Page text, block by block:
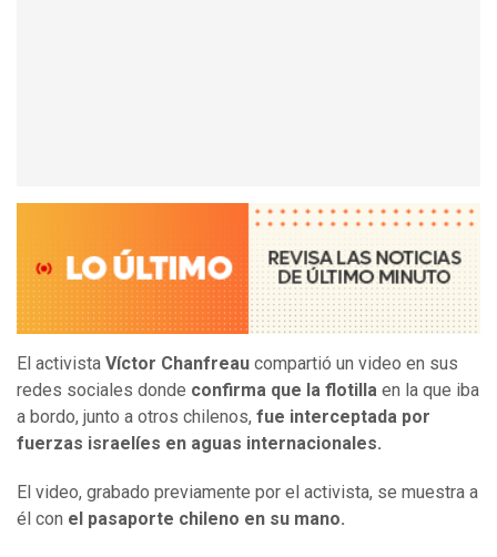
El activista Víctor Chanfreau compartió un video en sus
redes sociales donde confirma que la flotilla en la que iba
a bordo, junto a otros chilenos, fue interceptada por
fuerzas israelíes en aguas internacionales.
El video, grabado previamente por el activista, se muestra a
él con el pasaporte chileno en su mano.